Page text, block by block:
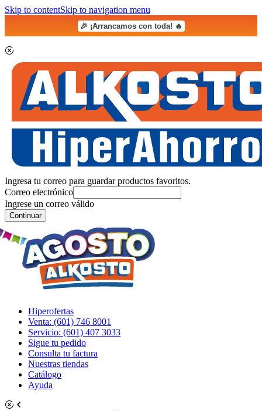
Skip to contentSkip to navigation menu
🎉 ¡Arrancamos con toda! 🔥
Ingresa tu correo para guardar productos favoritos.
Correo electrónico
Ingrese un correo válido
Continuar
Hiperofertas
Venta: (601) 746 8001
Servicio: (601) 407 3033
Sigue tu pedido
Consulta tu factura
Nuestras tiendas
Catálogo
Ayuda